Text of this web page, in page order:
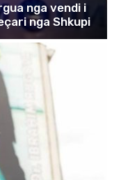
nga vendi i
nga Shkupi